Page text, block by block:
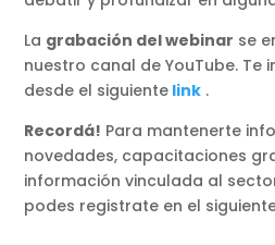
La grabación del webinar se
nuestro canal de YouTube. Te
desde el siguiente link .
Recordá! Para mantenerte
novedades, capacitaciones
información vinculada al
podes registrate en el